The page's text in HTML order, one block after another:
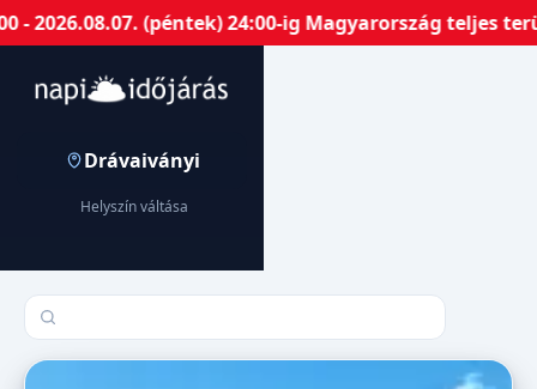
(péntek) 24:00-ig Magyarország teljes
Drávaiványi
Helyszín váltása
Település keresése